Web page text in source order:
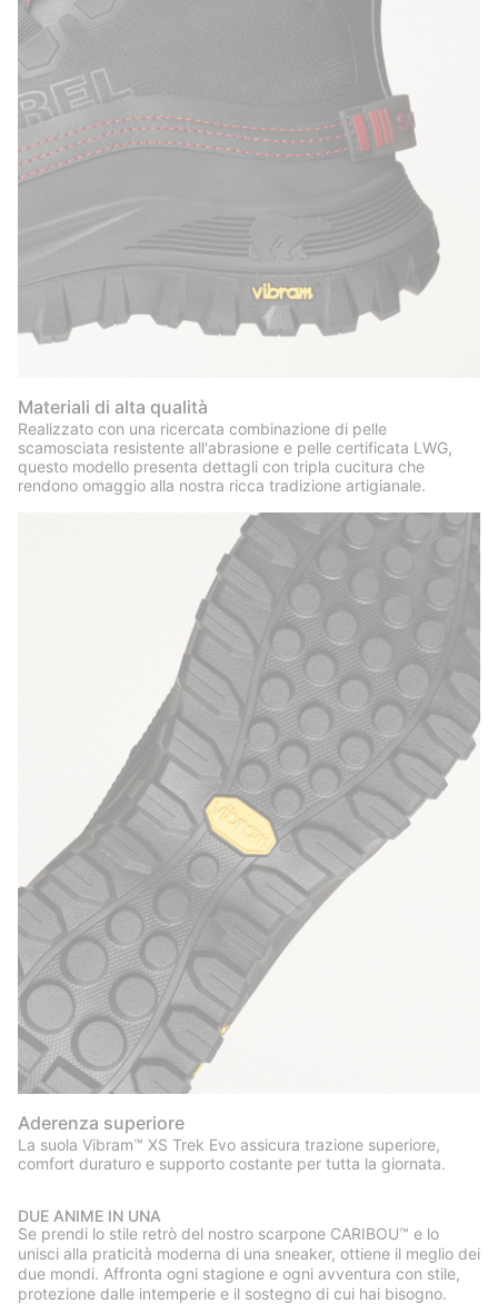
Materiali di alta qualità
Realizzato con una ricercata combinazione di pelle
scamosciata resistente all'abrasione e pelle certificata LWG,
questo modello presenta dettagli con tripla cucitura che
rendono omaggio alla nostra ricca tradizione artigianale.
Aderenza superiore
La suola Vibram™ XS Trek Evo assicura trazione superiore,
comfort duraturo e supporto costante per tutta la giornata.
DUE ANIME IN UNA
Se prendi lo stile retrò del nostro scarpone CARIBOU™ e lo
unisci alla praticità moderna di una sneaker, ottiene il meglio dei
due mondi. Affronta ogni stagione e ogni avventura con stile,
protezione dalle intemperie e il sostegno di cui hai bisogno.